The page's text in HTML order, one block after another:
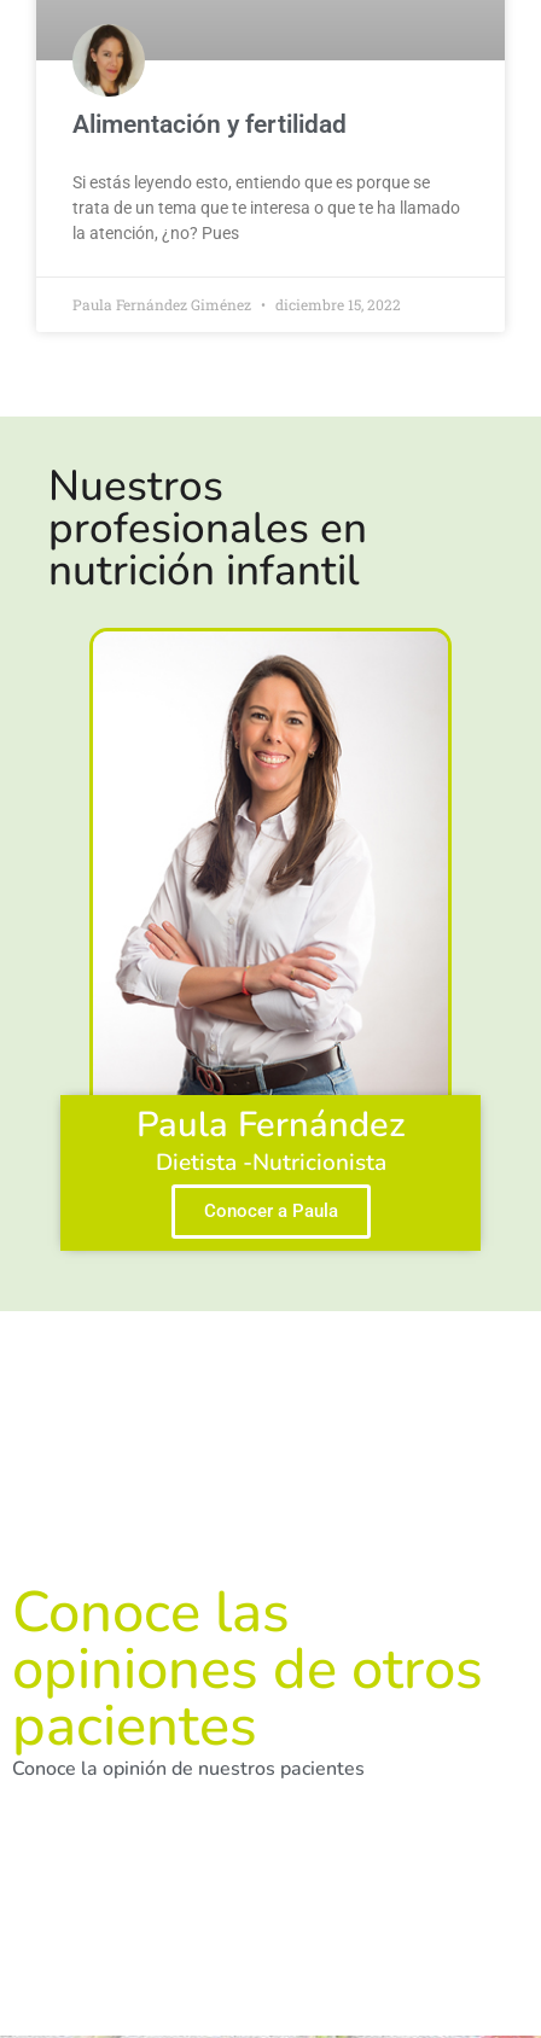
Alimentación y fertilidad
Si estás leyendo esto, entiendo que es porque se
trata de un tema que te interesa o que te ha llamado
la atención, ¿no? Pues
Paula Fernández Giménez diciembre 15, 2022
Nuestros
profesionales en
nutrición infantil
Paula Fernández
Dietista -Nutricionista
Conocer a Paula
Conoce las
opiniones de otros
pacientes
Conoce la opinión de nuestros pacientes